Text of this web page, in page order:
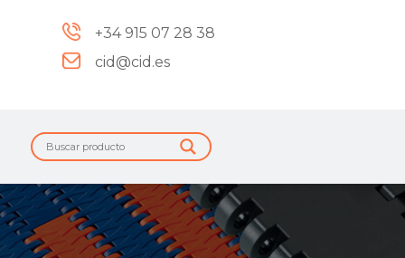
+34 915 07 28 38
cid@cid.es